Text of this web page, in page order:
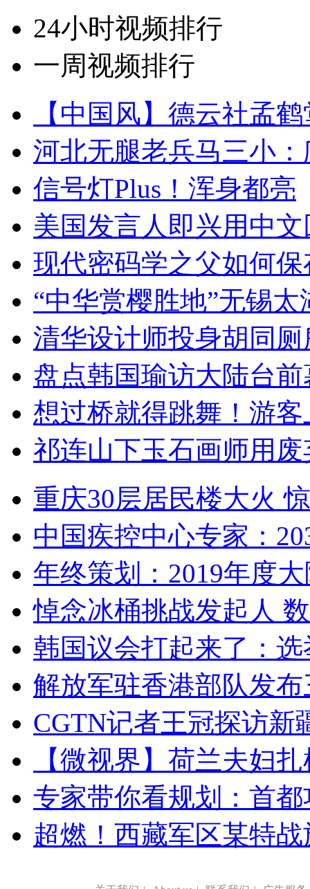
24小时视频排行
一周视频排行
【中国风】德云社孟
河北无腿老兵马三小
信号灯Plus！浑身都亮
美国发言人即兴用中
现代密码学之父如何
“中华赏樱胜地”无锡
清华设计师投身胡同
盘点韩国瑜访大陆台
想过桥就得跳舞！游客
祁连山下玉石画师用
重庆30层居民楼大火
中国疾控中心专家：
年终策划：2019年度
悼念冰桶挑战发起人
韩国议会打起来了：
解放军驻香港部队发
CGTN记者王冠探访新
【微视界】荷兰夫妇
专家带你看规划：首
超燃！西藏军区某特